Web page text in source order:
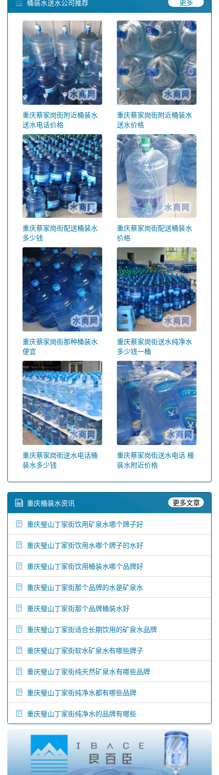
桶装水送水公司推荐 更多
重庆蔡家岗街附近桶装水
送水电话价格
重庆蔡家岗街附近桶装水
送水价格
重庆蔡家岗街配送桶装水
多少钱
重庆蔡家岗街配送桶装水
价格
重庆蔡家岗街那种桶装水
便宜
重庆蔡家岗街送水纯净水
多少钱一桶
重庆蔡家岗街送水电话桶
装水多少钱
重庆蔡家岗街送水电话 桶
装水附近价格
重庆桶装水资讯 更多文章
重庆璧山丁家街饮用矿泉水哪个牌子好
重庆璧山丁家街饮用水哪个牌子的水好
重庆璧山丁家街饮用桶装水哪个品牌好
重庆璧山丁家街那个品牌的水是矿泉水
重庆璧山丁家街那个品牌桶装水好
重庆璧山丁家街适合长期饮用的矿泉水品牌
重庆璧山丁家街软水矿泉水有哪些牌子
重庆璧山丁家街纯天然矿泉水有哪些品牌
重庆璧山丁家街纯净水都有哪些品牌
重庆璧山丁家街纯净水的品牌有哪些